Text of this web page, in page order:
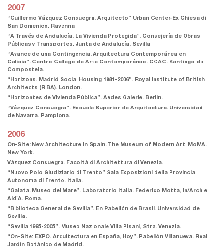
2007
“Guillermo Vázquez Consuegra. Arquitecto” Urban Center-Ex Chiesa di
San Domenico. Ravenna
“A Través de Andalucía. La Vivienda Protegida”. Consejería de Obras
Públicas y Transportes. Junta de Andalucía. Sevilla
“Avance de una Contingencia. Arquitectura Contemporánea en
Galicia”. Centro Gallego de Arte Contemporáneo. CGAC. Santiago de
Compostela.
“Horizons. Madrid Social Housing 1981-2006”. Royal Institute of British
Architects (RIBA). London.
“Horizontes de Vivienda Pública”. Aedes Galerie. Berlín.
“Vázquez Consuegra”. Escuela Superior de Arquitectura. Universidad
de Navarra. Pamplona.
2006
On-Site: New Architecture in Spain. The Museum of Modern Art, MoMA.
New York.
Vázquez Consuegra. Facoltà di Architettura di Venezia.
“Nuovo Polo Giudiziario di Trento” Sala Exposizioni della Provincia
Autonoma di Trento. Italia.
“Galata. Museo del Mare”. Laboratorio Italia. Federico Motta, In/Arch e
AId´A. Roma.
“Biblioteca General de Sevilla”. En Pabellón de Brasil. Universidad de
Sevilla.
“Sevilla 1995-2005”. Museo Nazionale Villa PIsani, Stra. Venezia.
“On-Site: EXPO. Arquitectura en España, Hoy”. Pabellón Villanueva. Real
Jardín Botánico de Madrid.